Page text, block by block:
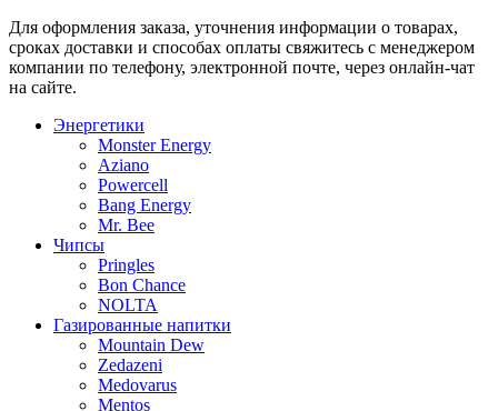
Для оформления заказа, уточнения информации о товарах,
сроках доставки и способах оплаты свяжитесь с менеджером
компании по телефону, электронной почте, через онлайн-чат
на сайте.
Энергетики
Monster Energy
Aziano
Powercell
Bang Energy
Mr. Bee
Чипсы
Pringles
Bon Chance
NOLTA
Газированные напитки
Mountain Dew
Zedazeni
Medovarus
Mentos